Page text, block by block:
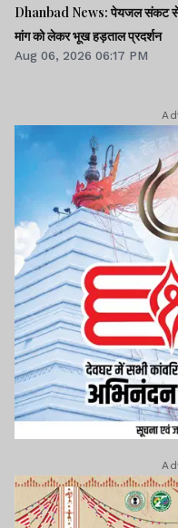
Dhanbad News: पेयजल संकट से
मांग को लेकर भूख हड़ताल प्रदर्शन
Aug 06, 2026 06:17 PM